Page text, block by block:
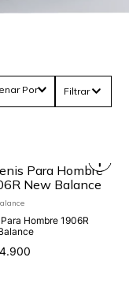
Por Filtrar
Hombre 1906R
.900